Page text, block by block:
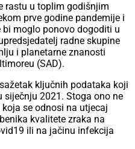
rastu u toplim godišnjim
prve godine pandemije i
bi moglo ponovo dogoditi u
radne skupine
i planetarne znanosti
(SAD).
ključnih podataka koji
2021. Stoga ono ne
se odnosi na utjecaj
kvalitete zraka na
ili na jačinu infekcija